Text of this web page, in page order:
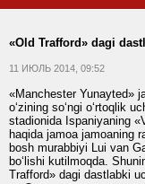
«Old Trafford» dagi
11 ИЮЛЬ 2014, 09:52
«Manchester Yunayted»
o‘zining so‘ngi o‘rtoqlik
stadionida Ispaniyaning
haqida jamoa jamoaning
bosh murabbiyi Lui van
bo‘lishi kutilmoqda.
Trafford» dagi dastlabki